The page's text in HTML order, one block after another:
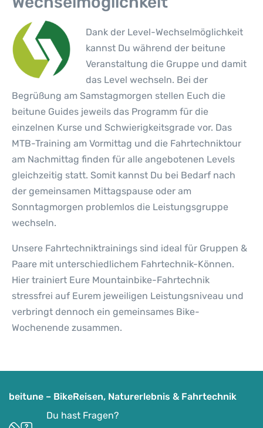
Dank der Level-Wechselmöglichkeit
kannst Du während der beitune
Veranstaltung die Gruppe und damit
das Level wechseln. Bei der
Begrüßung am Samstagmorgen stellen Euch die
beitune Guides jeweils das Programm für die
einzelnen Kurse und Schwierigkeitsgrade vor. Das
MTB-Training am Vormittag und die Fahrtechniktour
am Nachmittag finden für alle angebotenen Levels
gleichzeitig statt. Somit kannst Du bei Bedarf nach
der gemeinsamen Mittagspause oder am
Sonntagmorgen problemlos die Leistungsgruppe
wechseln.
Unsere Fahrtechniktrainings sind ideal für Gruppen &
Paare mit unterschiedlichem Fahrtechnik-Können.
Hier trainiert Eure Mountainbike-Fahrtechnik
stressfrei auf Eurem jeweiligen Leistungsniveau und
verbringt dennoch ein gemeinsames Bike-
Wochenende zusammen.
beitune – BikeReisen, Naturerlebnis & Fahrtechnik
Du hast Fragen?